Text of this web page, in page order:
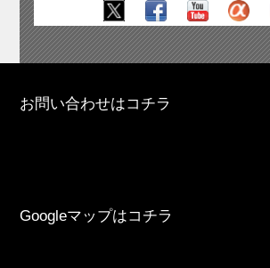
お問い合わせはコチラ
Googleマップはコチラ